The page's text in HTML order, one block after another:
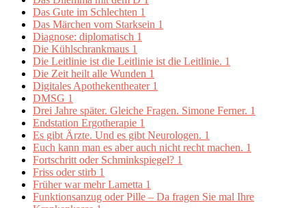
Das Gute im Schlechten 1
Das Märchen vom Starksein 1
Diagnose: diplomatisch 1
Die Kühlschrankmaus 1
Die Leitlinie ist die Leitlinie ist die Leitlinie. 1
Die Zeit heilt alle Wunden 1
Digitales Apothekentheater 1
DMSG 1
Drei Jahre später. Gleiche Fragen. Simone Ferner. 1
Endstation Ergotherapie 1
Es gibt Ärzte. Und es gibt Neurologen. 1
Euch kann man es aber auch nicht recht machen. 1
Fortschritt oder Schminkspiegel? 1
Friss oder stirb 1
Früher war mehr Lametta 1
Funktionsanzug oder Pille – Da fragen Sie mal Ihre